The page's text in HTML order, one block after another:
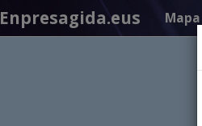
Enpresagida.eus Mapa